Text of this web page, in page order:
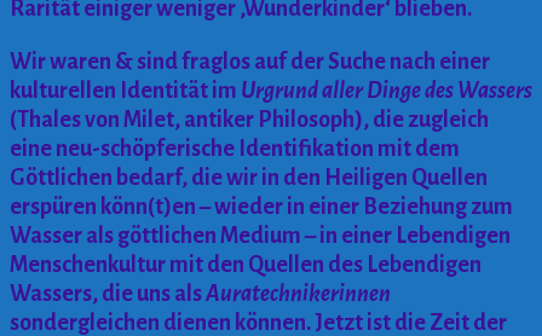
Rarität einiger weniger ‚Wunderkinder‘ blieben.
Wir waren & sind fraglos auf der Suche nach einer
kulturellen Identität im Urgrund aller Dinge des Wassers
(Thales von Milet, antiker Philosoph), die zugleich
eine neu-schöpferische Identifikation mit dem
Göttlichen bedarf, die wir in den Heiligen Quellen
erspüren könn(t)en – wieder in einer Beziehung zum
Wasser als göttlichen Medium – in einer Lebendigen
Menschenkultur mit den Quellen des Lebendigen
Wassers, die uns alsAuratechnikerinnen
sondergleichen dienen können. Jetzt ist die Zeit der